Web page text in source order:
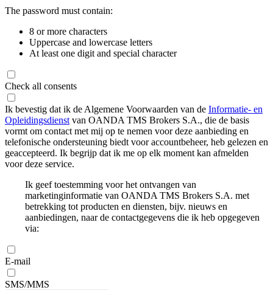
The password must contain:
8 or more characters
Uppercase and lowercase letters
At least one digit and special character
Check all consents
Ik bevestig dat ik de Algemene Voorwaarden van de Informatie- en
Opleidingsdienst van OANDA TMS Brokers S.A., die de basis
vormt om contact met mij op te nemen voor deze aanbieding en
telefonische ondersteuning biedt voor accountbeheer, heb gelezen en
geaccepteerd. Ik begrijp dat ik me op elk moment kan afmelden
voor deze service.
Ik geef toestemming voor het ontvangen van
marketinginformatie van OANDA TMS Brokers S.A. met
betrekking tot producten en diensten, bijv. nieuws en
aanbiedingen, naar de contactgegevens die ik heb opgegeven
via:
E-mail
SMS/MMS